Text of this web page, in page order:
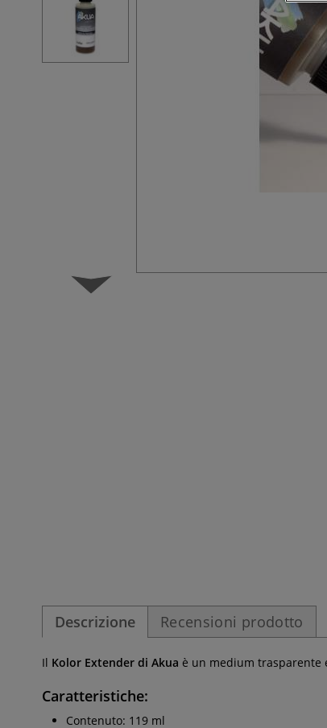
Descrizione Recensioni prodotto
Il Kolor Extender di Akua è un medium trasparente
Caratteristiche:
Contenuto: 119 ml